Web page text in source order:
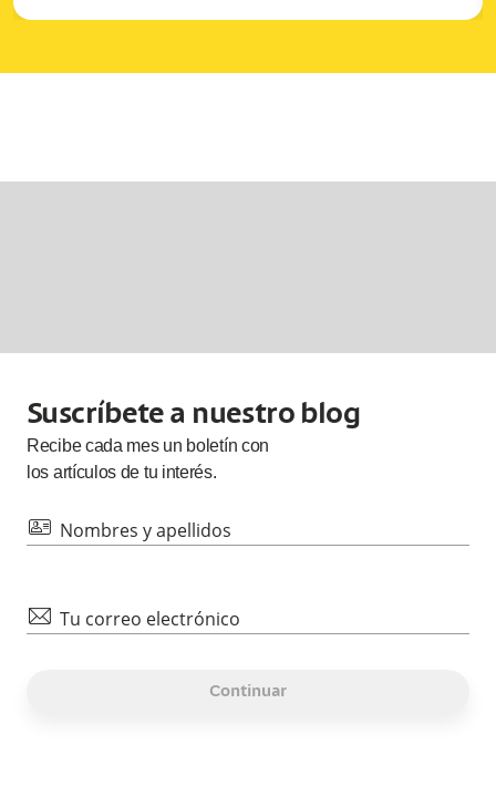
Suscríbete a nuestro blog
Recibe cada mesun boletín con
los artículos de tu interés.
id Nombres y apellidos
mail Tu correo electrónico
Continuar